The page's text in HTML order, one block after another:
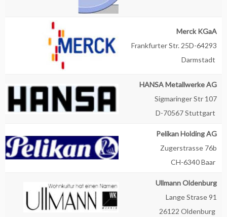
Merck KGaA
Frankfurter Str. 25D-64293
Darmstadt
HANSA Metallwerke AG
Sigmaringer Str 107
D-70567 Stuttgart
Pelikan Holding AG
Zugerstrasse 76b
CH-6340 Baar
Ullmann Oldenburg
Lange Strase 91
26122 Oldenburg